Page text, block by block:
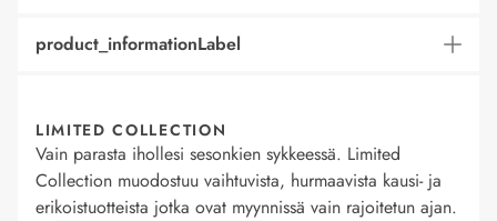
product_informationLabel
LIMITED COLLECTION
Vain parasta ihollesi sesonkien sykkeessä. Limited
Collection muodostuu vaihtuvista, hurmaavista kausi- ja
erikoistuotteista jotka ovat myynnissä vain rajoitetun ajan.